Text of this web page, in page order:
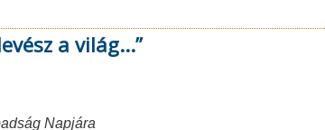
a világ...”
Napjára